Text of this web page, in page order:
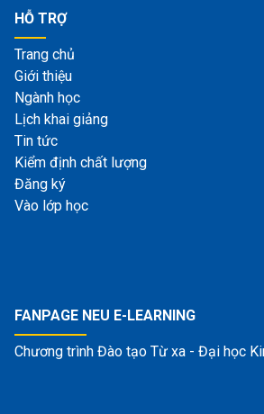
HỖ TRỢ
Trang chủ
Giới thiệu
Ngành học
Lịch khai giảng
Tin tức
Kiểm định chất lượng
Đăng ký
Vào lớp học
FANPAGE NEU E-LEARNING
Chương trình Đào tạo Từ xa - Đại học